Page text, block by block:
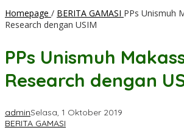
Homepage / BERITA GAMASI PPs Unismuh
Research dengan USIM
PPs Unismuh
Research dengan
adminSelasa, 1 Oktober 2019
BERITA GAMASI